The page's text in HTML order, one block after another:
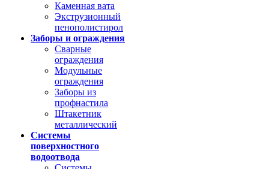
Каменная вата
Экструзионный
пенополистирол
Заборы и ограждения
Сварные
ограждения
Модульные
ограждения
Заборы из
профнастила
Штакетник
металлический
Системы
поверхностного
водоотвода